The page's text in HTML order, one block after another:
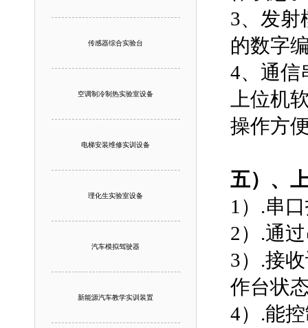
传感器综合实验台
空调制冷制热实验室设备
电梯安装维修实训设备
理化生实验室设备
汽车模拟驾驶器
新能源汽车教学实训装置
3、 发射
的数字
4、通信
上位机
操作方
五）、
1）.串
2）.通
3）.接
作台状
4）.能